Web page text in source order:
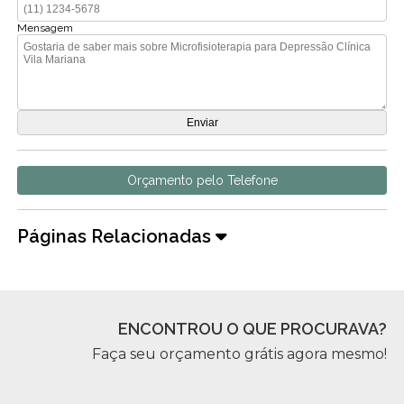
Mensagem
Orçamento pelo Telefone
Páginas Relacionadas
ENCONTROU O QUE PROCURAVA?
Faça seu orçamento grátis agora mesmo!